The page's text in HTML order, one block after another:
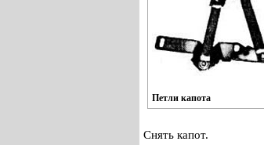
Петли капота
Снять капот.